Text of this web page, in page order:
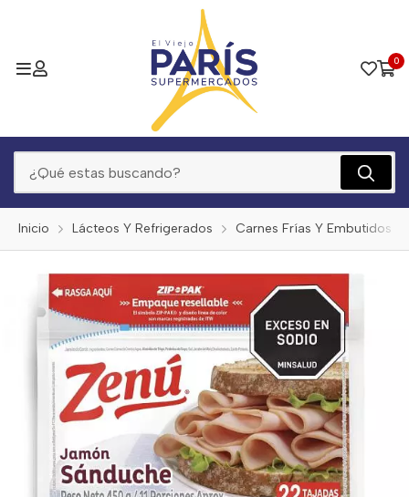
0
Inicio Lácteos Y Refrigerados Carnes Frías Y Embutidos